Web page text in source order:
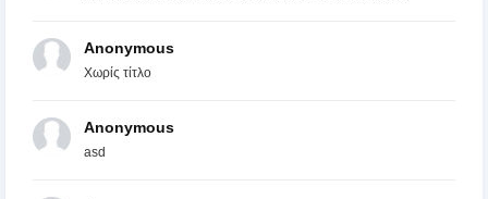
Anonymous
Χωρίς τίτλο
Anonymous
asd